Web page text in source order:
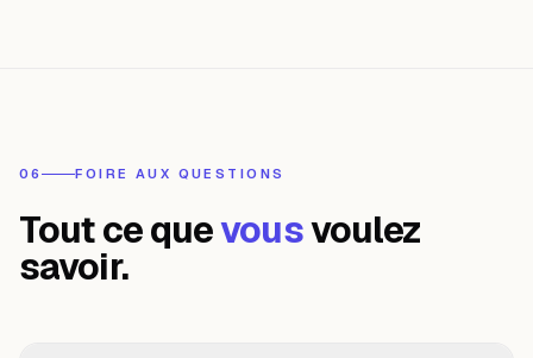
06 FOIRE AUX QUESTIONS
Tout ce quevousvoulez
savoir.